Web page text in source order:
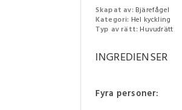
Skapat av: Bjärefågel
Kategori: Hel kyckling
Typ av rätt: Huvudrätt
INGREDIENSER
Fyra personer: